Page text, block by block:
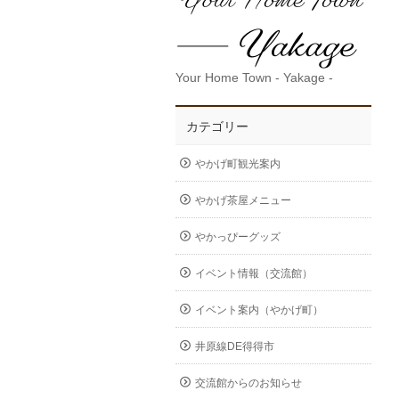
Your Home Town - Yakage -
カテゴリー
やかげ町観光案内
やかげ茶屋メニュー
やかっぴーグッズ
イベント情報（交流館）
イベント案内（やかげ町）
井原線DE得得市
交流館からのお知らせ